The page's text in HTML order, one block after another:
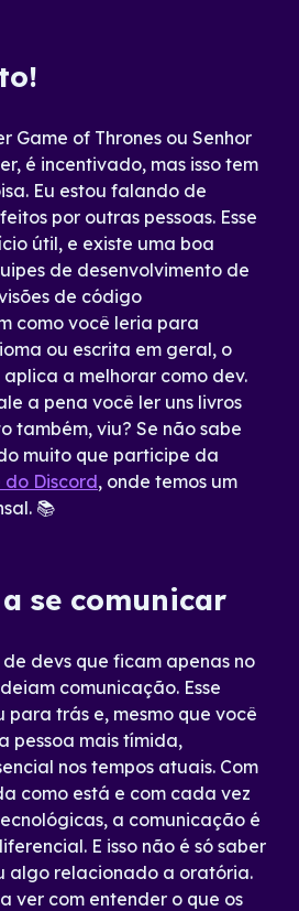
Game of Thrones ou Senhor
é incentivado, mas isso tem
Eu estou falando de
por outras pessoas. Esse
útil, e existe uma boa
de desenvolvimento de
de código
como você leria para
ou escrita em geral, o
aplica a melhorar como dev.
a pena você ler uns livros
também, viu? Se não sabe
muito que participe da
Discord, onde temos um
📚
se comunicar
devs que ficam apenas no
comunicação. Esse
trás e, mesmo que você
pessoa mais tímida,
nos tempos atuais. Com
como está e com cada vez
a comunicação é
E isso não é só saber
algo relacionado a oratória.
ver com entender o que os